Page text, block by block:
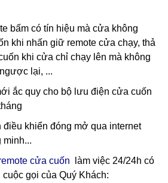
bấm có tín hiệu mà cửa không
khi nhấn giữ remote cửa chạy, thả
khi cửa chỉ chạy lên mà không
lại, ...
ắc quy cho bộ lưu điện cửa cuốn
điều khiển đóng mở qua internet
minh...
cửa cuốn làm việc 24/24h có
gọi của Quý Khách: